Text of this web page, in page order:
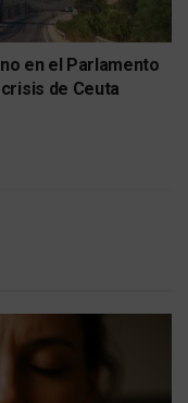
en el Parlamento
de Ceuta